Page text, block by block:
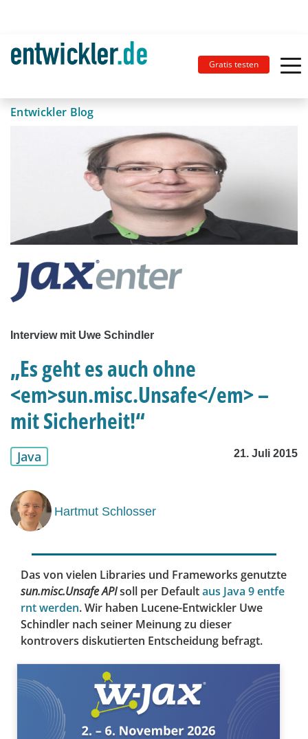
Gratis testen
Entwickler Blog
Interview mit Uwe Schindler
„Es geht es auch ohne
<em>sun.misc.Unsafe</em> –
mit Sicherheit!“
Java 21. Juli 2015
Hartmut Schlosser
Das von vielen Libraries und Frameworks genutzte
sun.misc.Unsafe APIsoll per Defaultaus Java 9 entfe
rnt werden. Wir haben Lucene-Entwickler Uwe
Schindler nach seiner Meinung zu dieser
kontrovers diskutierten Entscheidung befragt.